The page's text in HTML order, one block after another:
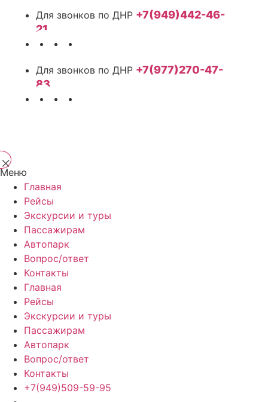
+7(949)442-46-
21
+7(977)270-47-
83
Меню
Главная
Рейсы
Экскурсии и туры
Пассажирам
Автопарк
Вопрос/ответ
Контакты
Главная
Рейсы
Экскурсии и туры
Пассажирам
Автопарк
Вопрос/ответ
Контакты
+7(949)509-59-95